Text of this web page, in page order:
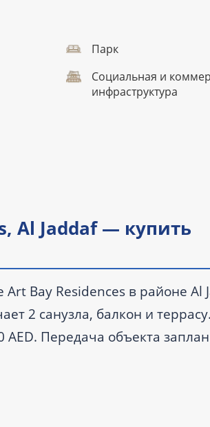
Парк
Социальная и
инфраструктура
Al Jaddaf — купить
Bay Residences в районе Al
2 санузла, балкон и
AED. Передача объекта